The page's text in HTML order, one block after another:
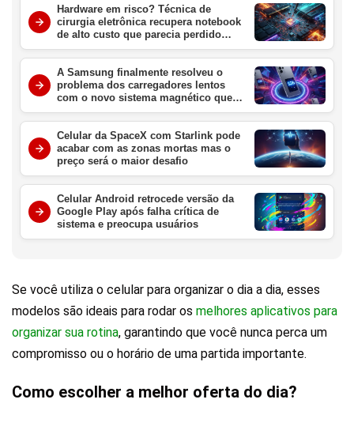
Hardware em risco? Técnica de
cirurgia eletrônica recupera notebook
de alto custo que parecia perdido
para sempre
A Samsung finalmente resolveu o
problema dos carregadores lentos
com o novo sistema magnético que
promete revolucionar o Galaxy S26
este ano
Celular da SpaceX com Starlink pode
acabar com as zonas mortas mas o
preço será o maior desafio
Celular Android retrocede versão da
Google Play após falha crítica de
sistema e preocupa usuários
Se você utiliza o celular para organizar o dia a dia, esses
modelos são ideais para rodar os melhores aplicativos para
organizar sua rotina, garantindo que você nunca perca um
compromisso ou o horário de uma partida importante.
Como escolher a melhor oferta do dia?